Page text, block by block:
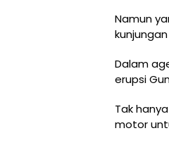
Namun
Dalam
erupsi
Tak
motor